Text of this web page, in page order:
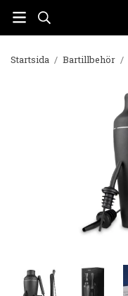
Startsida / Bartillbehör /